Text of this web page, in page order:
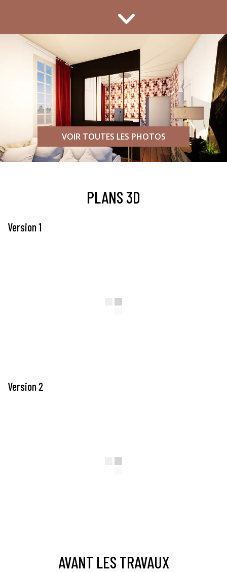
VOIR TOUTES LES PHOTOS
PLANS 3D
Version 1
Version 2
AVANT LES TRAVAUX